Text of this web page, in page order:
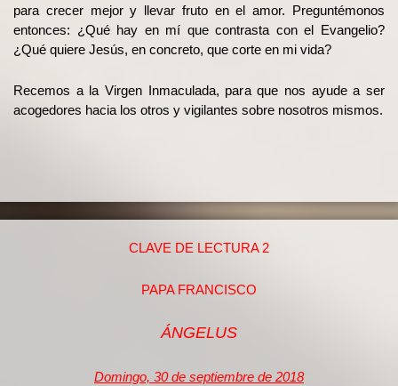
para crecer mejor y llevar fruto en el amor. Preguntémonos
entonces: ¿Qué hay en mí que contrasta con el Evangelio?
¿Qué quiere Jesús, en concreto, que corte en mi vida?
Recemos a la Virgen Inmaculada, para que nos ayude a ser
acogedores hacia los otros y vigilantes sobre nosotros mismos.
CLAVE DE LECTURA 2
PAPA FRANCISCO
ÁNGELUS
Domingo, 30 de septiembre de 2018